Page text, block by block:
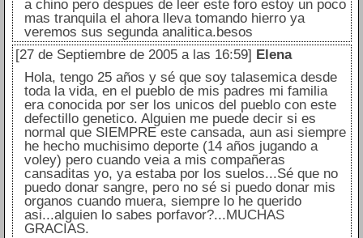
a chino pero despues de leer este foro estoy un poco
mas tranquila el ahora lleva tomando hierro ya
veremos sus segunda analitica.besos
[27 de Septiembre de 2005 a las 16:59] Elena
Hola, tengo 25 años y sé que soy talasemica desde
toda la vida, en el pueblo de mis padres mi familia
era conocida por ser los unicos del pueblo con este
defectillo genetico. Alguien me puede decir si es
normal que SIEMPRE este cansada, aun asi siempre
he hecho muchisimo deporte (14 años jugando a
voley) pero cuando veia a mis compañeras
cansaditas yo, ya estaba por los suelos...Sé que no
puedo donar sangre, pero no sé si puedo donar mis
organos cuando muera, siempre lo he querido
asi...alguien lo sabes porfavor?...MUCHAS
GRACIAS.